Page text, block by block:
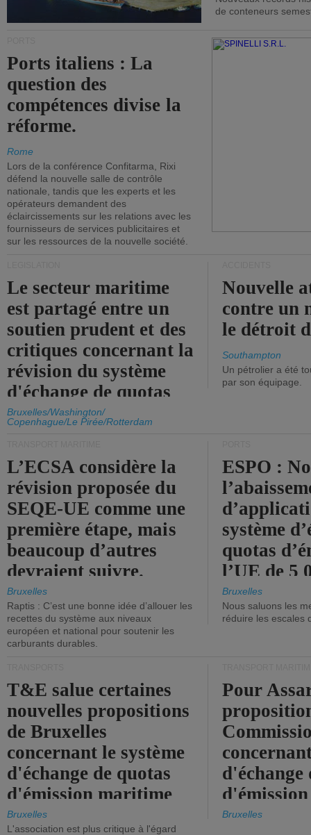
de conteneurs
Ports italiens : La
question des
compétences divise la
réforme.
Rome
Lors de la conférence Confitarma, Rixi
défend la nouvelle salle de contrôle
nationale, tandis que les experts et les
opérateurs demandent des
éclaircissements sur les relations avec les
fournisseurs de services publicitaires et
sur les ressources de la nouvelle société.
Le secteur maritime
est partagé entre un
soutien prudent et des
critiques concernant la
révision du système
d'échange de quotas
d'émission de l'UE.
Bruxelles/Washington/
Copenhague/Le Pirée/Rotterdam
Nouvelle
contre un
le détroit
Southampton
Un pétrolier a été
par son équipage.
L’ECSA considère la
révision proposée du
SEQE-UE comme une
première étape, mais
beaucoup d’autres
devraient suivre.
Bruxelles
Raptis : C’est une bonne idée d’allouer les
recettes du système aux niveaux
européen et national pour soutenir les
carburants durables.
ESPO :
système
quotas
l’UE de 5
tonneaux
brute.
Bruxelles
Nous saluons les
réduire les escales
T&E salue certaines
nouvelles propositions
de Bruxelles
concernant le système
d'échange de quotas
d'émission maritime
de l'UE.
Bruxelles
L'association est plus critique à l'égard
Pour
d'échange
timide,
Bruxelles